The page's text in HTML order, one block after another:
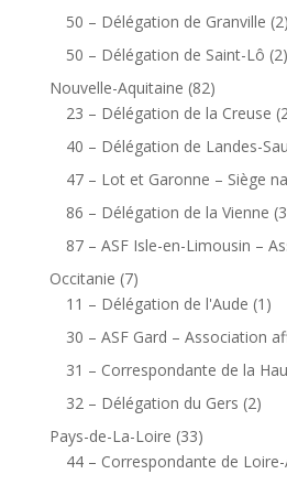
50 – Délégation de Granville (2)
50 – Délégation de Saint-Lô (2)
Nouvelle-Aquitaine (82)
23 – Délégation de la Creuse
40 – Délégation de Landes-
47 – Lot et Garonne – Siège
86 – Délégation de la Vienne
87 – ASF Isle-en-Limousin –
Occitanie (7)
11 – Délégation de l'Aude (1)
30 – ASF Gard – Association
31 – Correspondante de la
32 – Délégation du Gers (2)
Pays-de-La-Loire (33)
44 – Correspondante de